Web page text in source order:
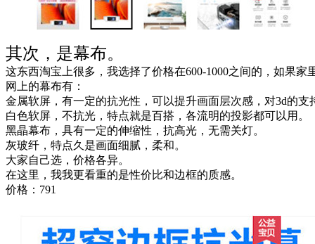
其次，是幕布。
这东西淘宝上很多，我选择了价格在600-1000之间的，如果家
网上的幕布有：
金属软屏，有一定的抗光性，可以提升画面层次感，对3d的支
白色软屏，不抗光，特点就是百搭，各流明的投影都可以用。
黑晶幕布，具有一定的伸缩性，抗高光，无需关灯。
灰玻纤，特点久是画面细腻，柔和。
大家自己选，价格各异。
在这里，我我更看重的是性价比和边框的质感。
价格：791